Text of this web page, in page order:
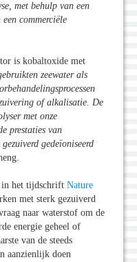
met behulp van een
commerciële
is kobaltoxide met
zeewater als
of alkalisatie. De
met onze
prestaties van
gedeïoniseerd
in het tijdschrift Nature
met sterk gezuiverd
naar waterstof om de
energie geheel of
van de steeds
aanzienlijk doen